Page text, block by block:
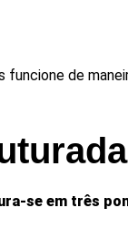
funcione de
se em três